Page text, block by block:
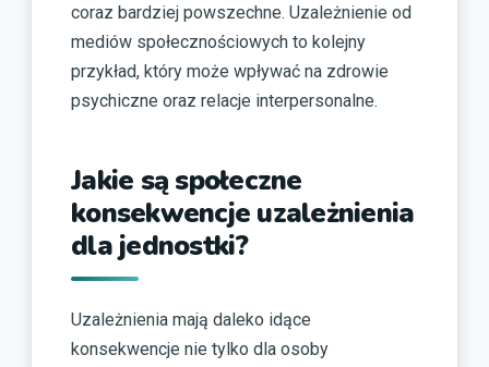
coraz bardziej powszechne. Uzależnienie od
mediów społecznościowych to kolejny
przykład, który może wpływać na zdrowie
psychiczne oraz relacje interpersonalne.
Jakie są społeczne
konsekwencje uzależnienia
dla jednostki?
Uzależnienia mają daleko idące
konsekwencje nie tylko dla osoby